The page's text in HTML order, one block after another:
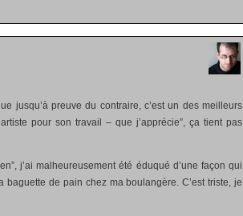
jusqu’à preuve du contraire, c’est un des meilleurs
pour son travail – que j’apprécie”, ça tient pas
j’ai malheureusement été éduqué d’une façon qui
baguette de pain chez ma boulangère. C’est triste, je